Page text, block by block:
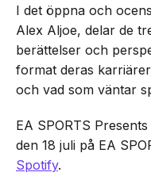
I det öppna och
Alex Aljoe, delar de
berättelser och
format deras
och vad som väntar
EA SPORTS
den 18 juli på EA
Spotify.